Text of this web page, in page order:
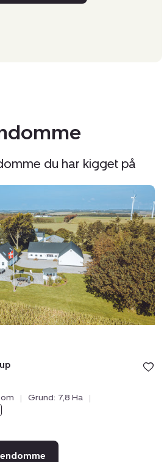
du har kigget på
| Grund: 7,8 Ha
|